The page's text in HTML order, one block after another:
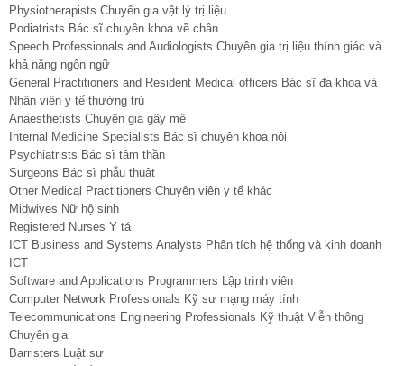
Physiotherapists Chuyên gia vật lý trị liệu
Podiatrists Bác sĩ chuyên khoa về chân
Speech Professionals and Audiologists Chuyên gia trị liệu thính giác và
khả năng ngôn ngữ
General Practitioners and Resident Medical officers Bác sĩ đa khoa và
Nhân viên y tế thường trú
Anaesthetists Chuyên gia gây mê
Internal Medicine Specialists Bác sĩ chuyên khoa nội
Psychiatrists Bác sĩ tâm thần
Surgeons Bác sĩ phẫu thuật
Other Medical Practitioners Chuyên viên y tế khác
Midwives Nữ hộ sinh
Registered Nurses Y tá
ICT Business and Systems Analysts Phân tích hệ thống và kinh doanh
ICT
Software and Applications Programmers Lập trình viên
Computer Network Professionals Kỹ sư mạng máy tính
Telecommunications Engineering Professionals Kỹ thuật Viễn thông
Chuyên gia
Barristers Luật sư